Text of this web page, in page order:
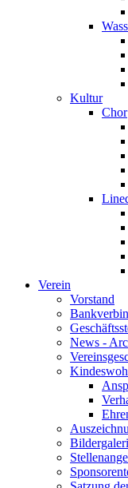
Kultur
Chor
Verein
Vorstand
News -